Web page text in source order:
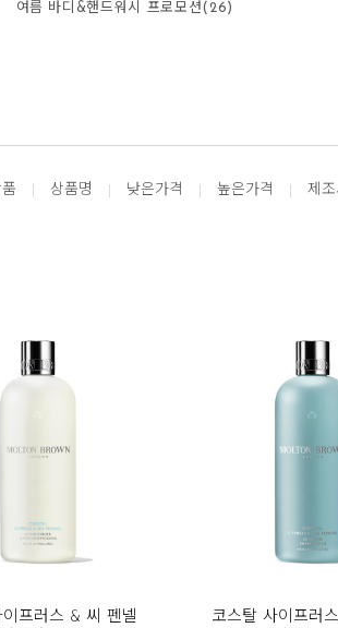
여름 바디&핸드워시 프로모션(26)
상품명 낮은가격 높은가격 제
이프러스 & 씨 펜넬
코스탈 사이프러